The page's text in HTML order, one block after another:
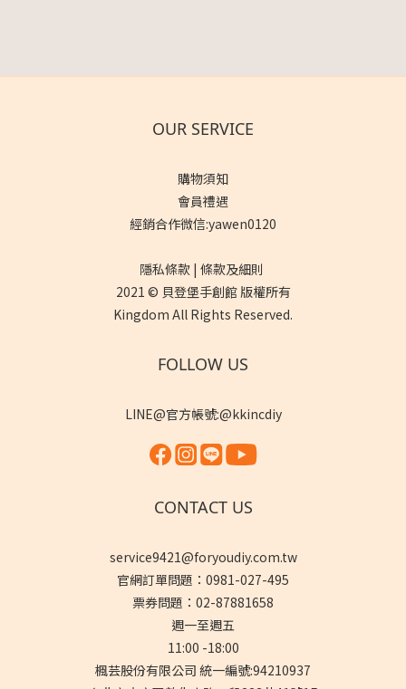
OUR SERVICE
購物須知
會員禮遇
經銷合作微信:yawen0120
隱私條款 | 條款及細則
2021 © 貝登堡手創館 版權所有
Kingdom All Rights Reserved.
FOLLOW US
LINE@官方帳號:@kkincdiy
CONTACT US
service9421@foryoudiy.com.tw
官網訂單問題：0981-027-495
票券問題：02-87881658
週一至週五
11:00 -18:00
楓芸股份有限公司 統一編號:94210937